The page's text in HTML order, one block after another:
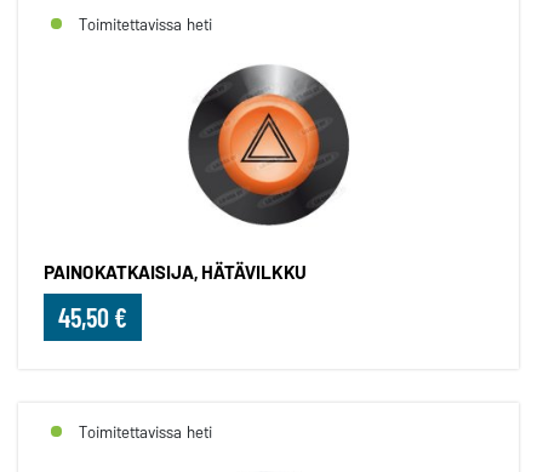
Toimitettavissa heti
PAINOKATKAISIJA, HÄTÄVILKKU
45,50 €
Toimitettavissa heti